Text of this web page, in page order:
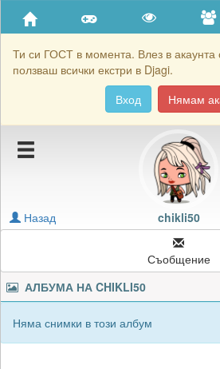
Ти си ГОСТ в момента. Влез в акаунта
ползваш всички екстри в Djagi.
Вход
Нямам
Приятели
Хронология на игри
Подаръците на chikli50
Блокирай chikli50 chikli50
Назад
Съобщение
АЛБУМА НА CHIKLI50
Няма снимки в този албум